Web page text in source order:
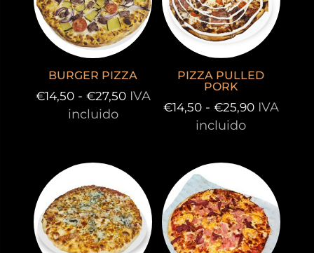
BURGER PIZZA
€14,50 - €27,50Rango
€14,50
hasta
€27,50
IVA
incluido
PIZZA PULLED
PORK
€14,50 - €25,90Rango
€14,50
hasta
€25,90
IVA
incluido